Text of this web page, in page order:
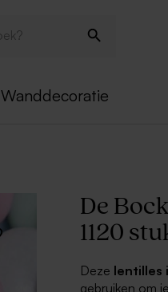
Wanddecoratie
De
1120
Deze lentilles
gebruiken om